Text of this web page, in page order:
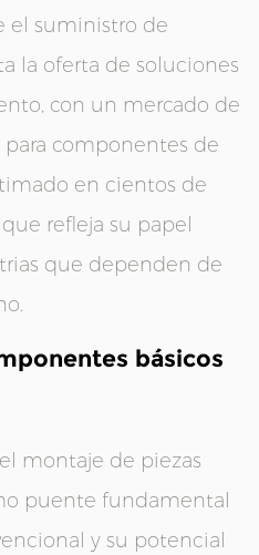
el suministro de
la oferta de soluciones
con un mercado de
componentes de
en cientos de
refleja su papel
que dependen de
básicos
montaje de piezas
puente fundamental
y su potencial